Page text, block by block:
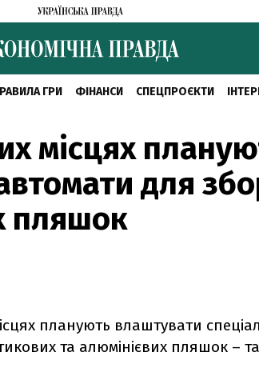
ГРИ ФІНАНСИ СПЕЦПРОЄКТИ
місцях
для
пляшок
планують влаштувати
та алюмінієвих пляшок –